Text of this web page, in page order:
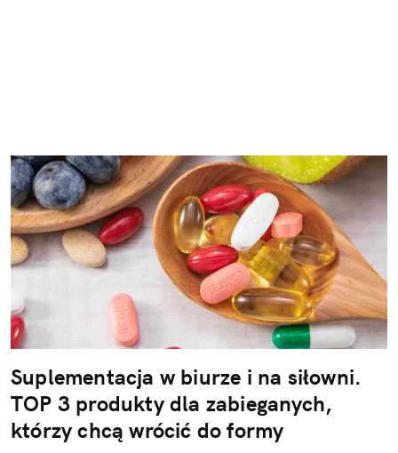
Suplementacja w biurze i na siłowni.
TOP 3 produkty dla zabieganych,
którzy chcą wrócić do formy